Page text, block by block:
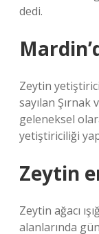
dedi.
Zeytin
sayılan
geleneksel
yetiştiriciliği
Zeytin
Zeytin ağacı
alanlarında